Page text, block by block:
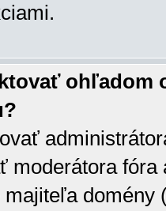
ohľadom
moderátora
majiteľa